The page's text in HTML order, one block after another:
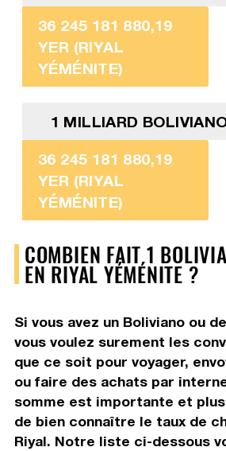
36 245 181 880,19
YER (RIYAL
YÉMÉNITE)
1 MILLIARD
36 245 181 880,19
YER (RIYAL
YÉMÉNITE)
COMBIEN FAIT 1
EN RIYAL YÉMÉNITE ?
Si vous avez un Boliviano ou
vous voulez surement les
que ce soit pour voyager,
ou faire des achats par
somme est importante et
de bien connaître le taux de
Riyal. Notre liste ci-dessous